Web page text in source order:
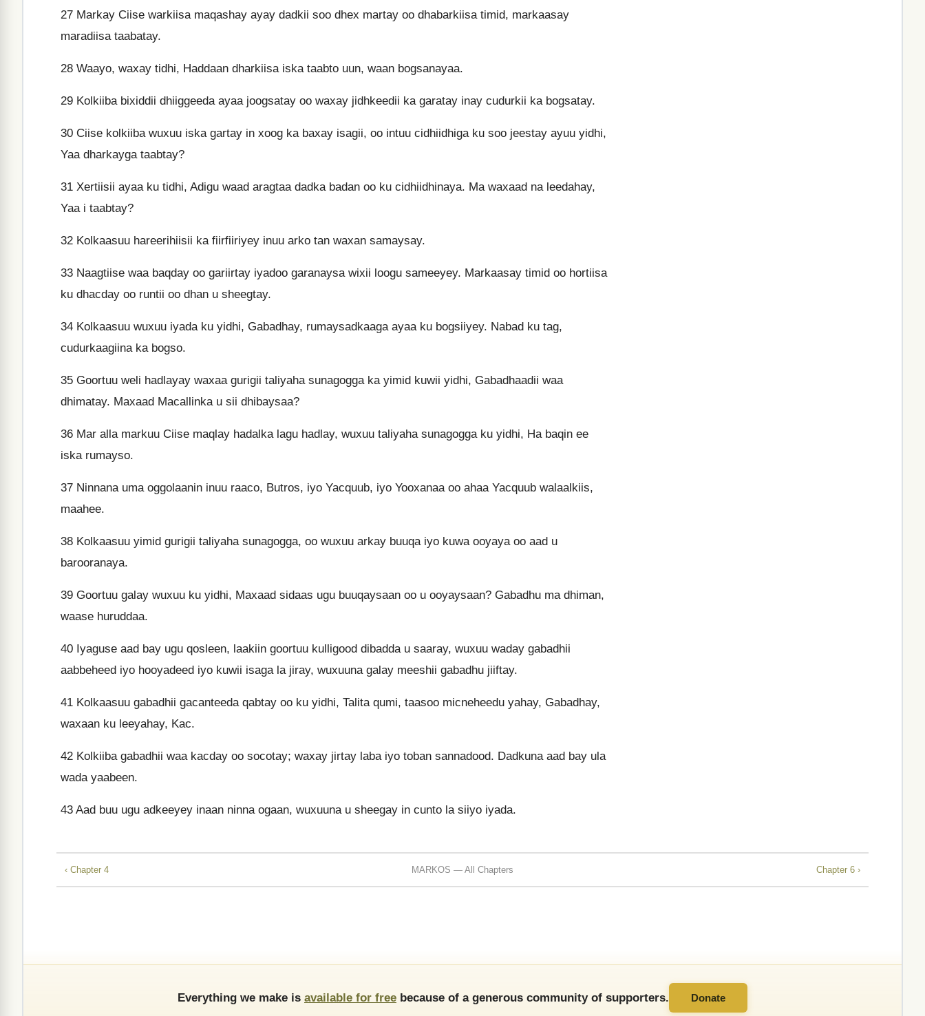
27 Markay Ciise warkiisa maqashay ayay dadkii soo dhex martay oo dhabarkiisa timid, markaasay
maradiisa taabatay.
28 Waayo, waxay tidhi, Haddaan dharkiisa iska taabto uun, waan bogsanayaa.
29 Kolkiiba bixiddii dhiiggeeda ayaa joogsatay oo waxay jidhkeedii ka garatay inay cudurkii ka bogsatay.
30 Ciise kolkiiba wuxuu iska gartay in xoog ka baxay isagii, oo intuu cidhiidhiga ku soo jeestay ayuu yidhi,
Yaa dharkayga taabtay?
31 Xertiisii ayaa ku tidhi, Adigu waad aragtaa dadka badan oo ku cidhiidhinaya. Ma waxaad na leedahay,
Yaa i taabtay?
32 Kolkaasuu hareerihiisii ka fiirfiiriyey inuu arko tan waxan samaysay.
33 Naagtiise waa baqday oo gariirtay iyadoo garanaysa wixii loogu sameeyey. Markaasay timid oo hortiisa
ku dhacday oo runtii oo dhan u sheegtay.
34 Kolkaasuu wuxuu iyada ku yidhi, Gabadhay, rumaysadkaaga ayaa ku bogsiiyey. Nabad ku tag,
cudurkaagiina ka bogso.
35 Goortuu weli hadlayay waxaa gurigii taliyaha sunagogga ka yimid kuwii yidhi, Gabadhaadii waa
dhimatay. Maxaad Macallinka u sii dhibaysaa?
36 Mar alla markuu Ciise maqlay hadalka lagu hadlay, wuxuu taliyaha sunagogga ku yidhi, Ha baqin ee
iska rumayso.
37 Ninnana uma oggolaanin inuu raaco, Butros, iyo Yacquub, iyo Yooxanaa oo ahaa Yacquub walaalkiis,
maahee.
38 Kolkaasuu yimid gurigii taliyaha sunagogga, oo wuxuu arkay buuqa iyo kuwa ooyaya oo aad u
barooranaya.
39 Goortuu galay wuxuu ku yidhi, Maxaad sidaas ugu buuqaysaan oo u ooyaysaan? Gabadhu ma dhiman,
waase huruddaa.
40 Iyaguse aad bay ugu qosleen, laakiin goortuu kulligood dibadda u saaray, wuxuu waday gabadhii
aabbeheed iyo hooyadeed iyo kuwii isaga la jiray, wuxuuna galay meeshii gabadhu jiiftay.
41 Kolkaasuu gabadhii gacanteeda qabtay oo ku yidhi, Talita qumi, taasoo micneheedu yahay, Gabadhay,
waxaan ku leeyahay, Kac.
42 Kolkiiba gabadhii waa kacday oo socotay; waxay jirtay laba iyo toban sannadood. Dadkuna aad bay ula
wada yaabeen.
43 Aad buu ugu adkeeyey inaan ninna ogaan, wuxuuna u sheegay in cunto la siiyo iyada.
‹ Chapter 4 MARKOS — All Chapters Chapter 6 ›
Everything we make is available for free because of a generous community of supporters. Donate